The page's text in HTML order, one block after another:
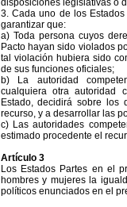
disposiciones legislativas o
3. Cada uno de los
garantizar que:
a) Toda persona cuyos
Pacto hayan sido violados
tal violación hubiera sido
de sus funciones oficiales;
b) La autoridad
cualquiera otra autoridad
Estado, decidirá sobre los
recurso, y a desarrollar las
c) Las autoridades
estimado procedente el
Artículo 3
Los Estados Partes en el
hombres y mujeres la
políticos enunciados en el